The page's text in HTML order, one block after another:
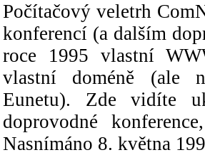
Počítačový veletrh
konferencí (a dalším
roce 1995 vlastní
vlastní doméně (ale
Eunetu). Zde vidíte
doprovodné
Nasnímáno 8. května